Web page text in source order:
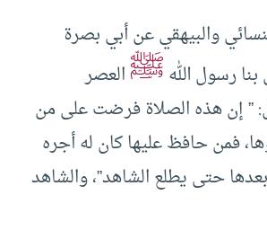
والبيهقي عن أبي بصرة
رسول اللهﷺالعصر
” إن هذه الصلاة فرضت على من
فمن حافظ عليها كان له أجره
حتى يطلع الشاهد”، والشاهد